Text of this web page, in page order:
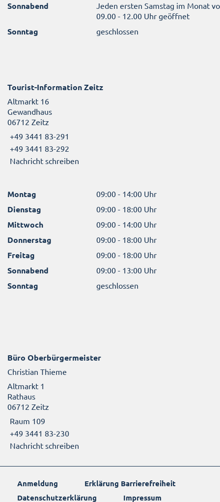
Sonnabend
Jeden ersten Samstag im Monat
09.00 - 12.00 Uhr geöffnet
Sonntag geschlossen
Tourist-Information Zeitz
Altmarkt 16
Gewandhaus
06712 Zeitz
+49 3441 83-291
+49 3441 83-292
Nachricht schreiben
Montag 09:00 - 14:00 Uhr
Dienstag 09:00 - 18:00 Uhr
Mittwoch 09:00 - 14:00 Uhr
Donnerstag 09:00 - 18:00 Uhr
Freitag 09:00 - 18:00 Uhr
Sonnabend 09:00 - 13:00 Uhr
Sonntag geschlossen
Büro Oberbürgermeister
Christian Thieme
Altmarkt 1
Rathaus
06712 Zeitz
Raum 109
+49 3441 83-230
Nachricht schreiben
Anmeldung
Erklärung Barrierefreiheit
Datenschutzerklärung
Impressum